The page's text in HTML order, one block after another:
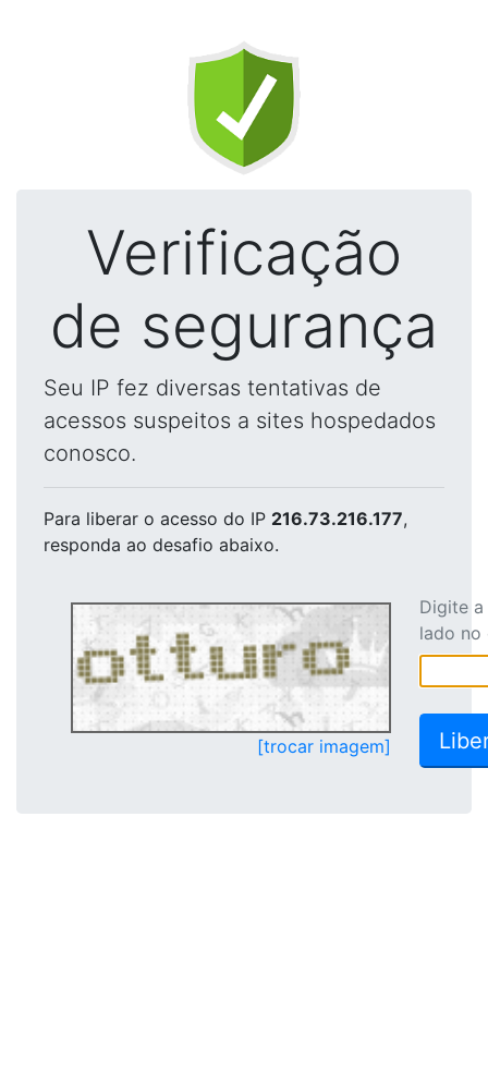
Verificação
de segurança
Seu IP fez diversas tentativas de
acessos suspeitos a sites hospedados
conosco.
Para liberar o acesso do IP 216.73.216.177,
responda ao desafio abaixo.
[trocar imagem]
Digite
lado no